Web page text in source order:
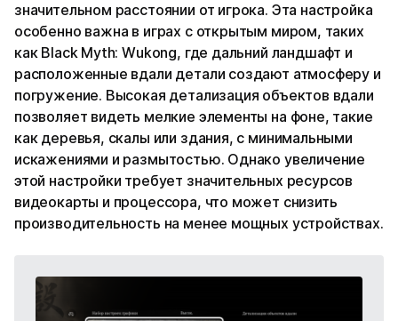
значительном расстоянии от игрока. Эта настройка
особенно важна в играх с открытым миром, таких
как Black Myth: Wukong, где дальний ландшафт и
расположенные вдали детали создают атмосферу и
погружение. Высокая детализация объектов вдали
позволяет видеть мелкие элементы на фоне, такие
как деревья, скалы или здания, с минимальными
искажениями и размытостью. Однако увеличение
этой настройки требует значительных ресурсов
видеокарты и процессора, что может снизить
производительность на менее мощных устройствах.